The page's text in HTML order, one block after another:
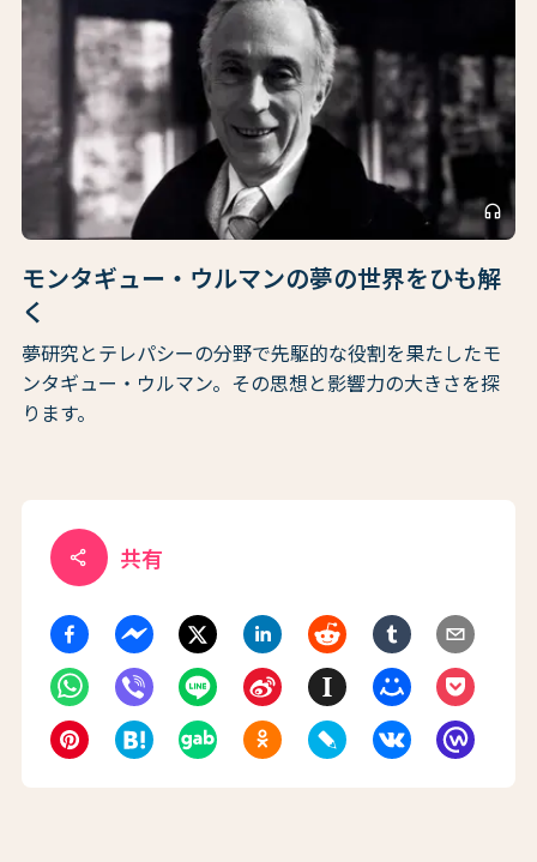
headphones
モンタギュー・ウルマンの夢の世界をひも解
く
夢研究とテレパシーの分野で先駆的な役割を果たしたモ
ンタギュー・ウルマン。その思想と影響力の大きさを探
ります。
share 共有